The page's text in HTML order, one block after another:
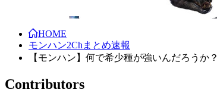
HOME
モンハン2Chまとめ速報
【モンハン】何で希少種が強いんだろうか？
Contributors